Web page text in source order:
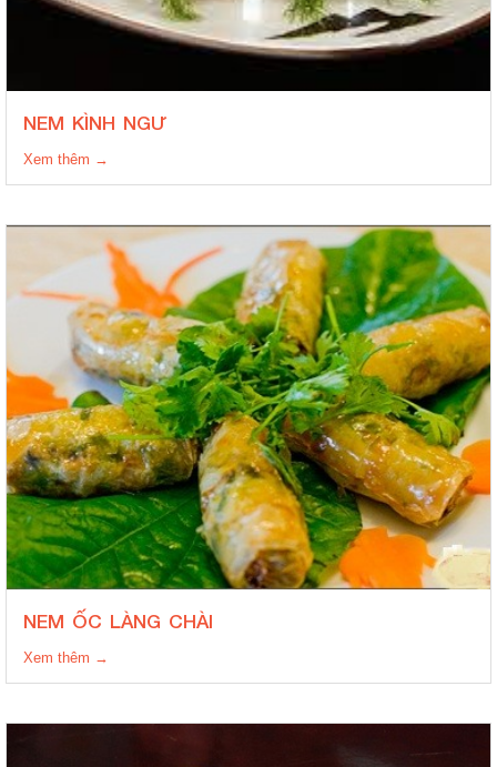
NEM KÌNH NGƯ
Xem thêm →
NEM ỐC LÀNG CHÀI
Xem thêm →